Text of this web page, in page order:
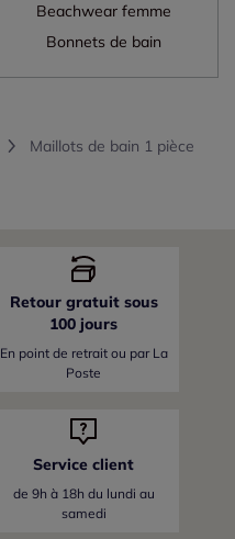
Beachwear femme
Bonnets de bain
Maillots de bain 1 pièce
Retour gratuit sous
100 jours
En point de retrait ou par La
Poste
Service client
de 9h à 18h du lundi au
samedi